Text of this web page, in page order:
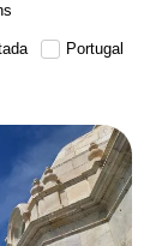
Portugal